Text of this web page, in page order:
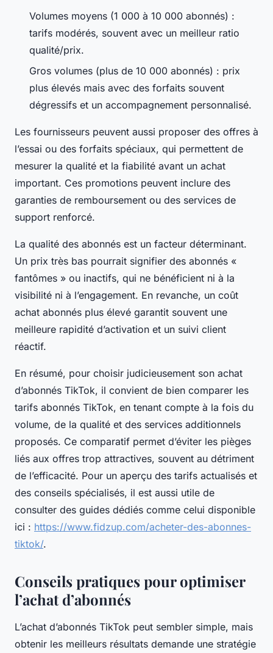
Volumes moyens (1 000 à 10 000 abonnés) :
tarifs modérés, souvent avec un meilleur ratio
qualité/prix.
Gros volumes (plus de 10 000 abonnés) : prix
plus élevés mais avec des forfaits souvent
dégressifs et un accompagnement personnalisé.
Les fournisseurs peuvent aussi proposer des offres à
l’essai ou des forfaits spéciaux, qui permettent de
mesurer la qualité et la fiabilité avant un achat
important. Ces promotions peuvent inclure des
garanties de remboursement ou des services de
support renforcé.
La qualité des abonnés est un facteur déterminant.
Un prix très bas pourrait signifier des abonnés «
fantômes » ou inactifs, qui ne bénéficient ni à la
visibilité ni à l’engagement. En revanche, un coût
achat abonnés plus élevé garantit souvent une
meilleure rapidité d’activation et un suivi client
réactif.
En résumé, pour choisir judicieusement son achat
d’abonnés TikTok, il convient de bien comparer les
tarifs abonnés TikTok, en tenant compte à la fois du
volume, de la qualité et des services additionnels
proposés. Ce comparatif permet d’éviter les pièges
liés aux offres trop attractives, souvent au détriment
de l’efficacité. Pour un aperçu des tarifs actualisés et
des conseils spécialisés, il est aussi utile de
consulter des guides dédiés comme celui disponible
ici : https://www.fidzup.com/acheter-des-abonnes-
tiktok/.
Conseils pratiques pour optimiser
l’achat d’abonnés
L’achat d’abonnés TikTok peut sembler simple, mais
obtenir les meilleurs résultats demande une stratégie